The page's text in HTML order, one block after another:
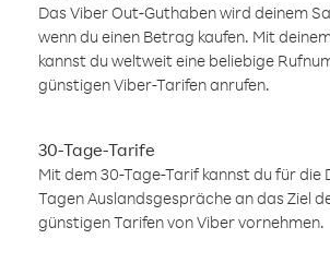
Das Viber Out-Guthaben wird deinem
wenn du einen Betrag kaufen. Mit
kannst du weltweit eine beliebige
günstigen Viber-Tarifen anrufen.
30-Tage-Tarife
Mit dem 30-Tage-Tarif kannst du für die
Tagen Auslandsgespräche an das Ziel
günstigen Tarifen von Viber vornehmen.